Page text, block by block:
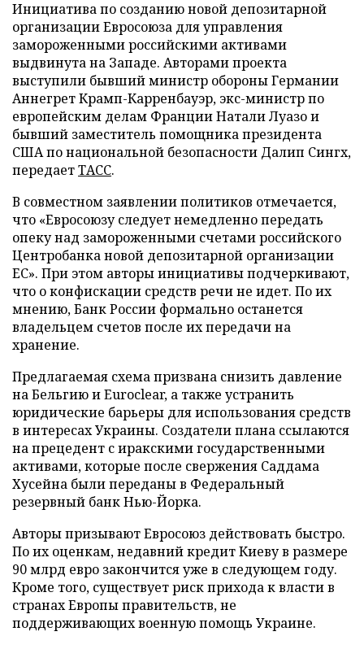
Инициатива по созданию новой депозитарной
организации Евросоюза для управления
замороженными российскими активами
выдвинута на Западе. Авторами проекта
выступили бывший министр обороны Германии
Аннегрет Крамп-Карренбауэр, экс-министр по
европейским делам Франции Натали Луазо и
бывший заместитель помощника президента
США по национальной безопасности Далип Сингх,
передаетТАСС.
В совместном заявлении политиков отмечается,
что «Евросоюзу следует немедленно передать
опеку над замороженными счетами российского
Центробанка новой депозитарной организации
ЕС». При этом авторы инициативы подчеркивают,
что о конфискации средств речи не идет. По их
мнению, Банк России формально останется
владельцем счетов после их передачи на
хранение.
Предлагаемая схема призвана снизить давление
на Бельгию и Euroclear, а также устранить
юридические барьеры для использования средств
в интересах Украины. Создатели плана ссылаются
на прецедент с иракскими государственными
активами, которые после свержения Саддама
Хусейна были переданы в Федеральный
резервный банк Нью-Йорка.
Авторы призывают Евросоюз действовать быстро.
По их оценкам, недавний кредит Киеву в размере
90 млрд евро закончится уже в следующем году.
Кроме того, существует риск прихода к власти в
странах Европы правительств, не
поддерживающих военную помощь Украине.